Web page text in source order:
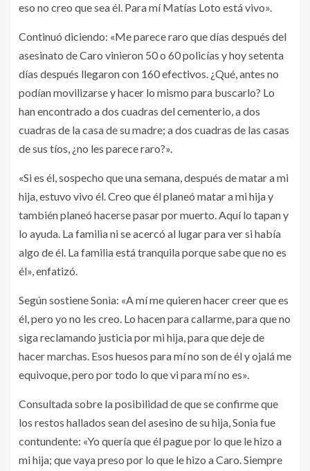
eso no creo que sea él. Para mí Matías Loto está vivo».
Continuó diciendo: «Me parece raro que días después del
asesinato de Caro vinieron 50 o 60 policías y hoy setenta
días después llegaron con 160 efectivos. ¿Qué, antes no
podían movilizarse y hacer lo mismo para buscarlo? Lo
han encontrado a dos cuadras del cementerio, a dos
cuadras de la casa de su madre; a dos cuadras de las casas
de sus tíos, ¿no les parece raro?».
«Si es él, sospecho que una semana, después de matar a mi
hija, estuvo vivo él. Creo que él planeó matar a mi hija y
también planeó hacerse pasar por muerto. Aquí lo tapan y
lo ayuda. La familia ni se acercó al lugar para ver si había
algo de él. La familia está tranquila porque sabe que no es
él», enfatizó.
Según sostiene Sonia: «A mí me quieren hacer creer que es
él, pero yo no les creo. Lo hacen para callarme, para que no
siga reclamando justicia por mi hija, para que deje de
hacer marchas. Esos huesos para mí no son de él y ojalá me
equivoque, pero por todo lo que vi para mí no es».
Consultada sobre la posibilidad de que se confirme que
los restos hallados sean del asesino de su hija, Sonia fue
contundente: «Yo quería que él pague por lo que le hizo a
mi hija; que vaya preso por lo que le hizo a Caro. Siempre